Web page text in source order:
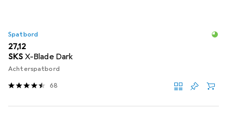
Spatbord
EUR
27,12
SKS X-Blade Dark
Achterspatbord
68